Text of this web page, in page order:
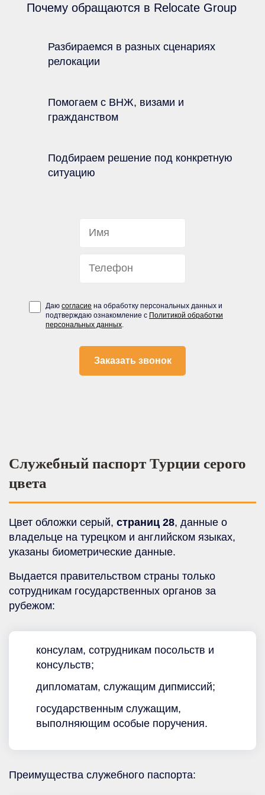
Почему обращаются в Relocate Group
Разбираемся в разных сценариях
релокации
Помогаем с ВНЖ, визами и
гражданством
Подбираем решение под конкретную
ситуацию
Даю согласие на обработку персональных данных и
подтверждаю ознакомление с Политикой обработки
персональных данных
Служебный паспорт Турции серого
цвета
Цвет обложки серый, страниц 28, данные о
владельце на турецком и английском языках,
указаны биометрические данные.
Выдается правительством страны только
сотрудникам государственных органов за
рубежом:
консулам, сотрудникам посольств и
консульств;
дипломатам, служащим дипмиссий;
государственным служащим,
выполняющим особые поручения.
Преимущества служебного паспорта: